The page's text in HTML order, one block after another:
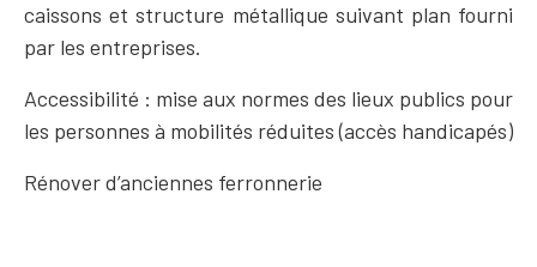
caissons et structure métallique suivant plan fourni
par les entreprises.
Accessibilité : mise aux normes des lieux publics pour
les personnes à mobilités réduites (accès handicapés)
Rénover d’anciennes ferronnerie